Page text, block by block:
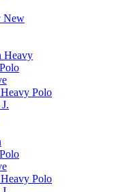
New
Heavy
Polo
Polo